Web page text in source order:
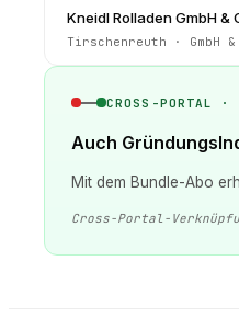
Kneidl Rolladen GmbH &
Tirschenreuth · GmbH
CROSS-PORTAL ·
Auch
Mit dem Bundle-Abo
Cross-Portal-